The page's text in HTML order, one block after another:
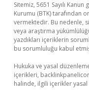
Sitemiz, 5651 Sayılı
Kurumu (BTK) tarafından
vermektedir. Bu nedenle,
veya araştırma
yazdıkları içeriklerin
bu sorumluluğu kabul
Hukuka ve yasal
içerikleri,
halinde, ilgili içerikler yasal